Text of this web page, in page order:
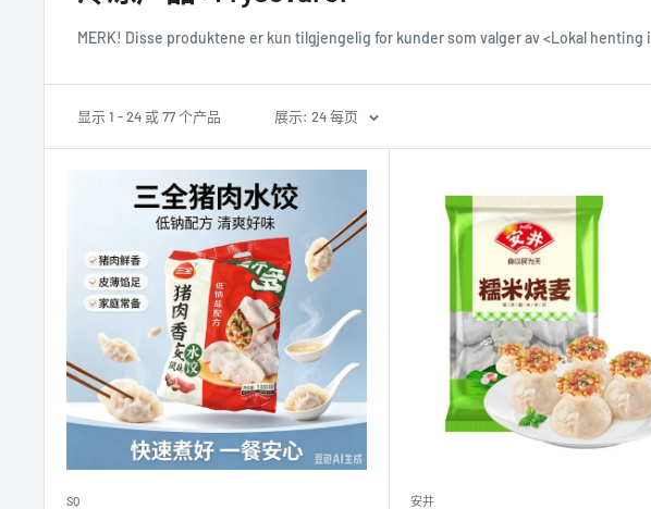
MERK! Disse produktene er kun tilgjengelig for kunder som valger av <Lokal henting
显示 1 - 24 或 77 个产品 展示: 24 每页
SQ 安井